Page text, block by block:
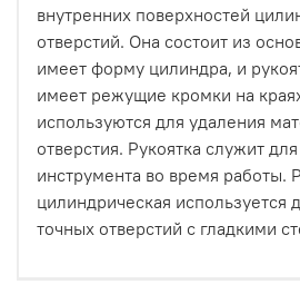
внутренних поверхностей
отверстий. Она состоит из
имеет форму цилиндра, и
имеет режущие кромки на
используются для удаления
отверстия. Рукоятка служит
инструмента во время работы.
цилиндрическая используется
точных отверстий с гладкими